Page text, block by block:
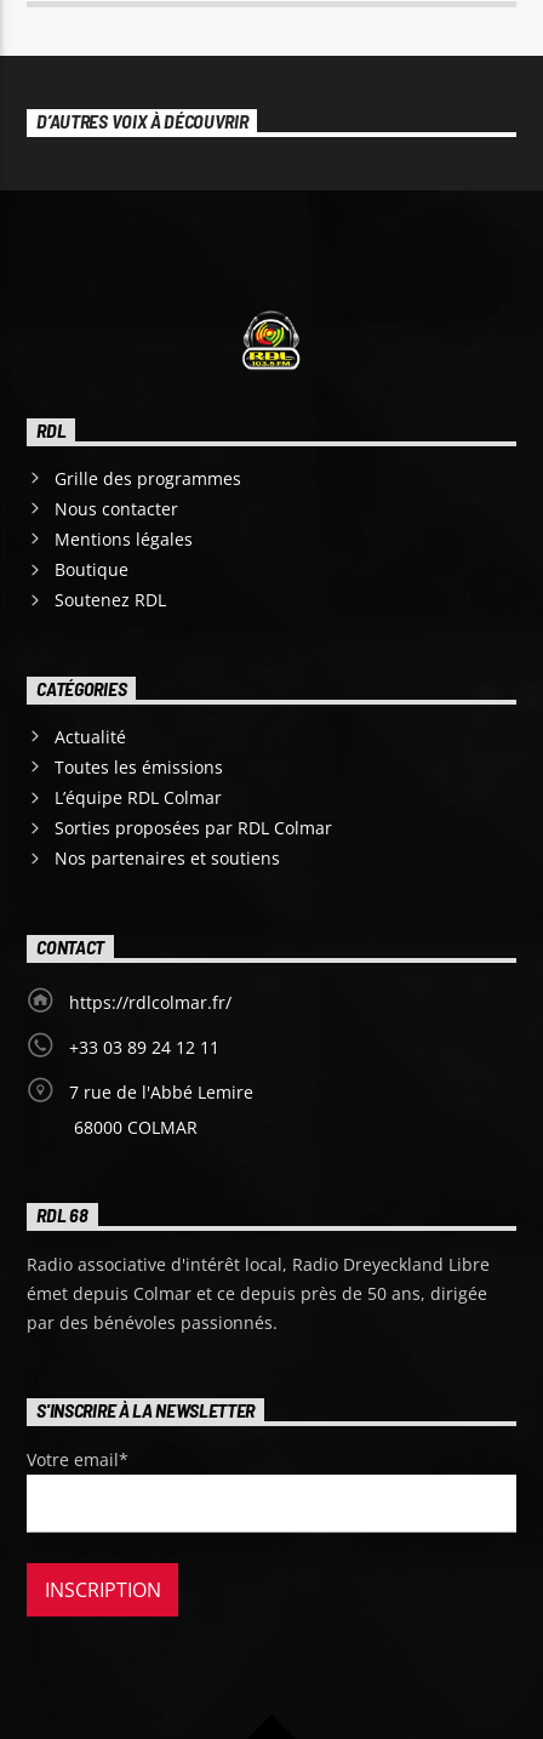
D’AUTRES VOIX À DÉCOUVRIR
RDL
Grille des programmes
Nous contacter
Mentions légales
Boutique
Soutenez RDL
CATÉGORIES
Actualité
Toutes les émissions
L’équipe RDL Colmar
Sorties proposées par RDL Colmar
Nos partenaires et soutiens
CONTACT
https://rdlcolmar.fr/
+33 03 89 24 12 11
7 rue de l'Abbé Lemire
68000 COLMAR
RDL 68
Radio associative d'intérêt local, Radio Dreyeckland Libre
émet depuis Colmar et ce depuis près de 50 ans, dirigée
par des bénévoles passionnés.
S'INSCRIRE À LA NEWSLETTER
Votre email*